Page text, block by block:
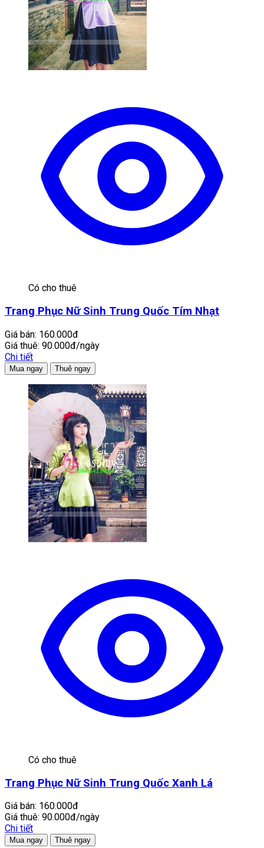
Có cho thuê
Trang Phục Nữ Sinh Trung Quốc Tím Nhạt
Giá bán: 160.000đ
Giá thuê: 90.000đ/ngày
Chi tiết
Mua ngay Thuê ngay
Có cho thuê
Trang Phục Nữ Sinh Trung Quốc Xanh Lá
Giá bán: 160.000đ
Giá thuê: 90.000đ/ngày
Chi tiết
Mua ngay Thuê ngay